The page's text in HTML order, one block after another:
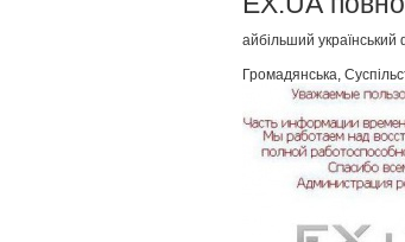
айбільший український
Громадянська,